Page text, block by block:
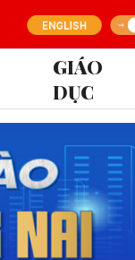
GIÁO
DỤC